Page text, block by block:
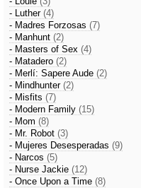
- Luther (4)
- Madres Forzosas (7)
- Manhunt (2)
- Masters of Sex (4)
- Matadero (2)
- Merlí: Sapere Aude (2)
- Mindhunter (2)
- Misfits (7)
- Modern Family (15)
- Mom (8)
- Mr. Robot (3)
- Mujeres Desesperadas (9)
- Narcos (5)
- Nurse Jackie (12)
- Once Upon a Time (8)